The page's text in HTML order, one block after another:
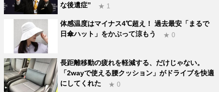
な後遺症”
★ 1
体感温度はマイナス4℃超え！ 過去最安「まるで
日傘ハット」をかぶって涼もう
★ 0
長距離移動の疲れを軽減する、だけじゃない。
「2wayで使える腰クッション」がドライブを快適
にしてくれた
★ 0